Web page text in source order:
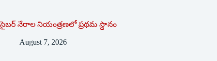
సైబర్ నేరాల నియంత్రణలో ప్రథమ స్థానం
August 7, 2026